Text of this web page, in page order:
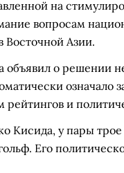
на
вопросам
Восточной Азии.
объявил о решении
рейтингов и
у пары трое
Его